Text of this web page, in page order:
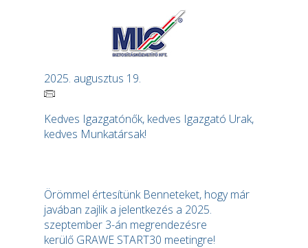
2025. augusztus 19.
Kedves Igazgatónők, kedves Igazgató Urak,
kedves Munkatársak!
Örömmel értesítünk Benneteket, hogy már
javában zajlik a jelentkezés a 2025.
szeptember 3-án megrendezésre
kerülő GRAWE START30 meetingre!